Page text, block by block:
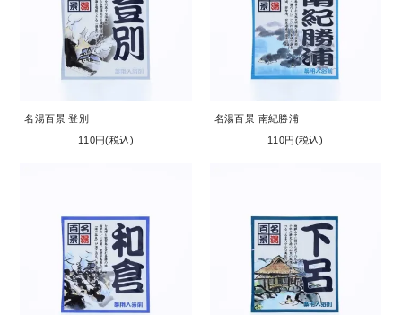
名湯百景 登別
110円(税込)
名湯百景 南紀勝浦
110円(税込)